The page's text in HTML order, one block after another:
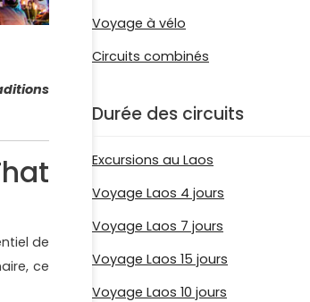
de
ce
Voyage à vélo
Circuits combinés
Durée des circuits
Excursions au Laos
Voyage Laos 4 jours
Voyage Laos 7 jours
Voyage Laos 15 jours
Voyage Laos 10 jours